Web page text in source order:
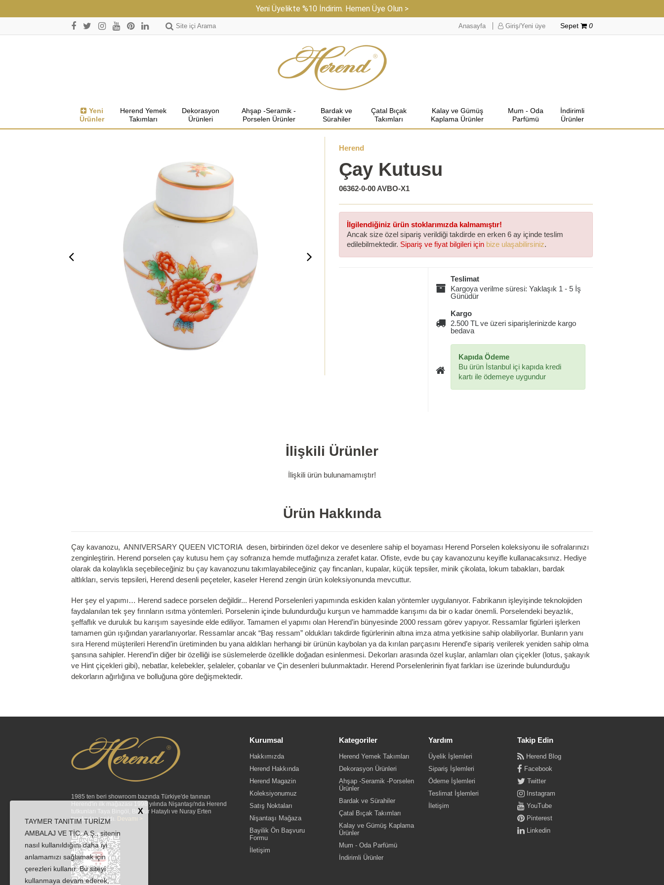
Yeni Üyelikte %10 İndirim. Hemen Üye Olun >
Site içi Arama Anasayfa Giriş/Yeni üye Sepet 0
Yeni
Ürünler
Herend Yemek
Takımları
Dekorasyon
Ürünleri
Ahşap -Seramik -
Porselen Ürünler
Bardak ve
Sürahiler
Çatal Bıçak
Takımları
Kalay ve Gümüş
Kaplama Ürünler
Mum - Oda
Parfümü
İndirimli
Ürünler
Herend
Çay Kutusu
06362-0-00 AVBO-X1
İlgilendiğiniz ürün stoklarımızda kalmamıştır!
Ancak size özel sipariş verildiği takdirde en erken 6 ay içinde teslim
edilebilmektedir. Sipariş ve fiyat bilgileri için bize ulaşabilirsiniz.
Teslimat
Kargoya verilme süresi: Yaklaşık 1 - 5 İş
Günüdür
Kargo
2.500 TL ve üzeri siparişlerinizde kargo
bedava
Kapıda Ödeme
Bu ürün İstanbul içi kapıda kredi
kartı ile ödemeye uygundur
İlişkili Ürünler
İlişkili ürün bulunamamıştır!
Ürün Hakkında
Çay kavanozu, ANNIVERSARY QUEEN VICTORIA desen, birbirinden özel dekor ve desenlere sahip el boyaması Herend Porselen koleksiyonu ile sofralarınızı
zenginleştirin. Herend porselen çay kutusu hem çay sofranıza hemde mutfağınıza zerafet katar. Ofiste, evde bu çay kavanozunu keyifle kullanacaksınız. Hediye
olarak da kolaylıkla seçebileceğiniz bu çay kavanozunu takımlayabileceğiniz çay fincanları, kupalar, küçük tepsiler, minik çikolata, lokum tabakları, bardak
altlıkları, servis tepsileri, Herend desenli peçeteler, kaseler Herend zengin ürün koleksiyonunda mevcuttur.
Her şey el yapımı… Herend sadece porselen değildir... Herend Porselenleri yapımında eskiden kalan yöntemler uygulanıyor. Fabrikanın işleyişinde teknolojiden
faydalanılan tek şey fırınların ısıtma yöntemleri. Porselenin içinde bulundurduğu kurşun ve hammadde karışımı da bir o kadar önemli. Porselendeki beyazlık,
şeffaflık ve duruluk bu karışım sayesinde elde ediliyor. Tamamen el yapımı olan Herend’in bünyesinde 2000 ressam görev yapıyor. Ressamlar figürleri işlerken
tamamen gün ışığından yararlanıyorlar. Ressamlar ancak “Baş ressam” oldukları takdirde figürlerinin altına imza atma yetkisine sahip olabiliyorlar. Bunların yanı
sıra Herend müşterileri Herend’in üretiminden bu yana aldıkları herhangi bir ürünün kaybolan ya da kırılan parçasını Herend’e sipariş verilerek yeniden sahip olma
şansına sahipler. Herend’in diğer bir özelliği ise süslemelerde özellikle doğadan esinlenmesi. Dekorları arasında özel kuşlar, anlamları olan çiçekler (lotus, şakayık
ve Hint çiçekleri gibi), nebatlar, kelebekler, şelaleler, çobanlar ve Çin desenleri bulunmaktadır. Herend Porselenlerinin fiyat farkları ise üzerinde bulundurduğu
dekorların ağırlığına ve bolluğuna göre değişmektedir.
1985 ten beri showroom bazında Türkiye'de tanınan
Herend'in ilk mağazası 1998 yılında Nişantaşı'nda Herend
tutkunları Taya Bingöl, Binnur Hataylı ve Nuray Erten
tarafından açıldı. Devamı >
Kurumsal
Hakkımızda
Herend Hakkında
Herend Magazin
Koleksiyonumuz
Satış Noktaları
Nişantaşı Mağaza
Bayilik Ön Başvuru
Formu
İletişim
Kategoriler
Herend Yemek Takımları
Dekorasyon Ürünleri
Ahşap -Seramik -Porselen
Ürünler
Bardak ve Sürahiler
Çatal Bıçak Takımları
Kalay ve Gümüş Kaplama
Ürünler
Mum - Oda Parfümü
İndirimli Ürünler
Yardım
Üyelik İşlemleri
Sipariş İşlemleri
Ödeme İşlemleri
Teslimat İşlemleri
İletişim
Takip Edin
Herend Blog
Facebook
Twitter
Instagram
YouTube
Pinterest
Linkedin
TAYMER TANITIM TURİZM
AMBALAJ VE TİC. A.Ş., sitenin
nasıl kullanıldığını daha iyi
anlamamızı sağlamak için
çerezleri kullanır. Bu siteyi
kullanmaya devam ederek,
X